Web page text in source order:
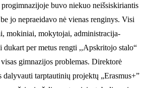
buvo niekuo neišsiskiriantis
jo nepraeidavo nė vienas renginys. Visi
mokiniai, mokytojai, administracija-
per metus rengti ,,Apskritojo stalo“
gimnazijos problemas. Direktorė
dalyvauti tarptautinių projektų „Erasmus+”